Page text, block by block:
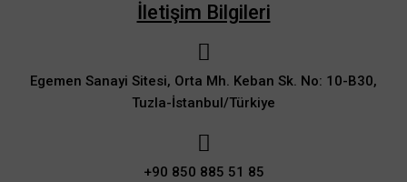
İletişim Bilgileri
Egemen Sanayi Sitesi, Orta Mh. Keban Sk. No: 10-B30,
Tuzla-İstanbul/Türkiye
+90 850 885 51 85